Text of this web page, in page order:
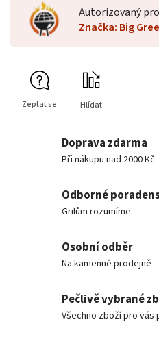
Autorizovaný
Značka: Big
Zeptat se Hlídat
Doprava zdarma
Při nákupu nad 2000 Kč
Odborné
Grilům rozumíme
Osobní odběr
Na kamenné prodejně
Pečlivě vybrané
Všechno zboží pro vás